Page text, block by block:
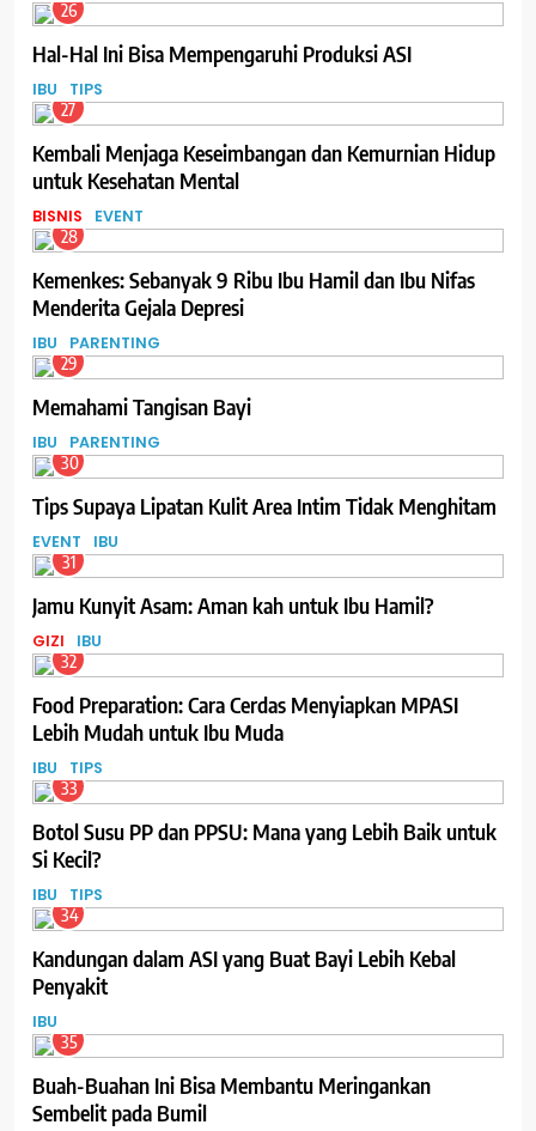
26
Hal-Hal Ini Bisa Mempengaruhi Produksi ASI
IBU TIPS
27
Kembali Menjaga Keseimbangan dan Kemurnian Hidup
untuk Kesehatan Mental
BISNIS EVENT
28
Kemenkes: Sebanyak 9 Ribu Ibu Hamil dan Ibu Nifas
Menderita Gejala Depresi
IBU PARENTING
29
Memahami Tangisan Bayi
IBU PARENTING
30
Tips Supaya Lipatan Kulit Area Intim Tidak Menghitam
EVENT IBU
31
Jamu Kunyit Asam: Aman kah untuk Ibu Hamil?
GIZI IBU
32
Food Preparation: Cara Cerdas Menyiapkan MPASI
Lebih Mudah untuk Ibu Muda
IBU TIPS
33
Botol Susu PP dan PPSU: Mana yang Lebih Baik untuk
Si Kecil?
IBU TIPS
34
Kandungan dalam ASI yang Buat Bayi Lebih Kebal
Penyakit
IBU
35
Buah-Buahan Ini Bisa Membantu Meringankan
Sembelit pada Bumil